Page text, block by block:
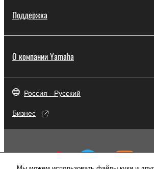
Поддержка
О компании Yamaha
Россия - Русский
Бизнес